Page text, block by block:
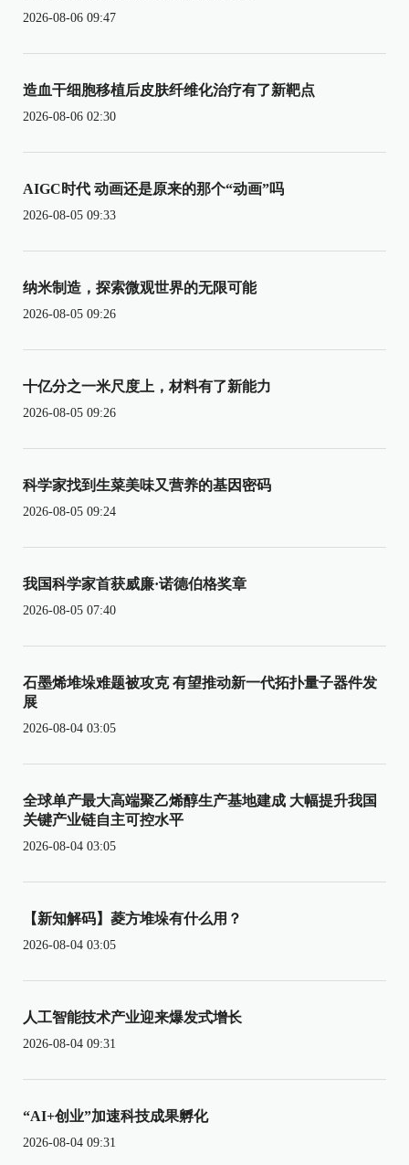
2026-08-06 09:47
造血干细胞移植后皮肤纤维化治疗有了新靶点
2026-08-06 02:30
AIGC时代 动画还是原来的那个“动画”吗
2026-08-05 09:33
纳米制造，探索微观世界的无限可能
2026-08-05 09:26
十亿分之一米尺度上，材料有了新能力
2026-08-05 09:26
科学家找到生菜美味又营养的基因密码
2026-08-05 09:24
我国科学家首获威廉·诺德伯格奖章
2026-08-05 07:40
石墨烯堆垛难题被攻克 有望推动新一代拓扑量子器件发
展
2026-08-04 03:05
全球单产最大高端聚乙烯醇生产基地建成 大幅提升我国
关键产业链自主可控水平
2026-08-04 03:05
【新知解码】菱方堆垛有什么用？
2026-08-04 03:05
人工智能技术产业迎来爆发式增长
2026-08-04 09:31
“AI+创业”加速科技成果孵化
2026-08-04 09:31